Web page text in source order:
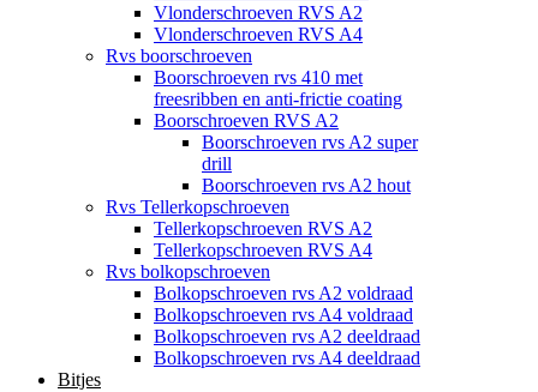
Vlonderschroeven RVS A2
Vlonderschroeven RVS A4
Rvs boorschroeven
Boorschroeven rvs 410 met
freesribben en anti-frictie coating
Boorschroeven RVS A2
Boorschroeven rvs A2 super
drill
Boorschroeven rvs A2 hout
Rvs Tellerkopschroeven
Tellerkopschroeven RVS A2
Tellerkopschroeven RVS A4
Rvs bolkopschroeven
Bolkopschroeven rvs A2 voldraad
Bolkopschroeven rvs A4 voldraad
Bolkopschroeven rvs A2 deeldraad
Bolkopschroeven rvs A4 deeldraad
Bitjes